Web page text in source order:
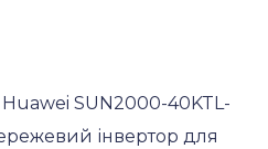
SUN2000-40KTL-
інвертор для